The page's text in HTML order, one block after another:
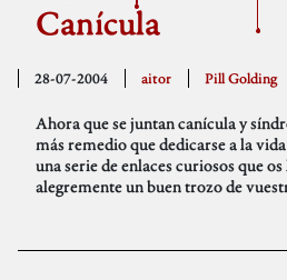
Canícula
28-07-2004 aitor Pill Golding
Ahora que se juntan canícula y
más remedio que dedicarse a la
una serie de enlaces curiosos que
alegremente un buen trozo de